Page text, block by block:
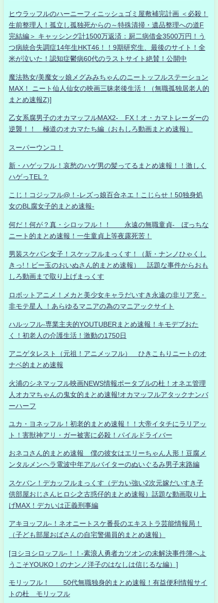
ヒウラッフルのハーニーフィニッシュゴミ屋敷補完計画 ＜必殺！
生前整理人！孤立し孤独死からの～特殊清掃・遺品整理への道F
完結編＞ キャッシング計1500万返済：厨二病借金3500万円！う
つ病統合失調症14年生HKT46！！9期研究生、最後のサイト！全
米が泣いた！認知症鬱病60代のラストサイト絶賛！公開中
魔法熟女/美魔女ッ娘メグみみちゃんのニートッフルステーション
MAX！ ニート仙人仙女の映画三昧老後生活！（無職孤独居老人的
まとめ速報Z)]
乙女系腐男子のオカマッフルMAX2- FX！オ・カマトレーダーの
逆襲！！ 極道のオカマたち編（おもしろ動画まとめ速報）
スーパーウンコ！
新・ハゲッフル！哀愁のハゲ男の髪ってるまとめ速報！！激しく
ハゲっTEL？
こじ！コジッフル@！-レズっ娘百合ネエ！こじらせ！50独身処
女のBL腐女子的まとめ速報-
何だ！何が？真・シロッフル！！ 永遠の無職童貞- ぼっちな
ニート的まとめ速報！一生童貞上等夜露死苦！
男装スケバン女子！スケッフルまっくす！（新・ナンノひゃくし
きっ!！ビー玉のおいぬさん的まとめ速報） 話題な事件からおも
しろ動画まで取り上げまっくす
ロボットアニメ！メカと美少女キャラだいすき永遠の非リア充・
非モテ星人 ！あらゆるマニアの為のマニアックサイト
ハルッフル-専業主夫的YOUTUBERまとめ速報！キモデブおた
く！初老人の介護生活！激動の1750日
アニゲタレスト（元祖！アニメッフル） ひきこもりニートのオ
ナベ的まとめ速報
火浦のシネマッフル映画NEWS情報ポータブルの杜！オネエ管理
人オカマちゃんの鬼女的まとめ速報!オカマッフルアタックナンバ
ーハーフ
ユカ・ヨネッフル！初老的まとめ速報！！大帝イタチにラリアッ
ト！害獣神アリ・ガー被害に必殺！パイルドライバー
おネコさん的まとめ速報 僕の彼女はエリーちゃん人形！豆腐メ
ンタルメンヘラ電波中年アルバイターのぬいぐるみ男子末路編
スケバン！デカッフルまっくす（デカい強い2次元嫁だいすき子
供部屋おじさんヒロシ之古惑仔的まとめ速報）話題な動画取り上
げMAX！デカいは正義刑事編
アキヨッフル-！ネオニートスケ番長のエキストラ芸能情報局！
（子ども部屋おばさんの自宅警備員的まとめ速報）
[ヨシヨシロッフル-！！-素浪人勇者カツオンの未解決事件簿へよ
うこそYOUKO！のナンノ洋子のはなしは信じるな編）]
モリッフル！ 50代無職独身的まとめ速報！有益便利情報サイ
トの杜 モリッフル